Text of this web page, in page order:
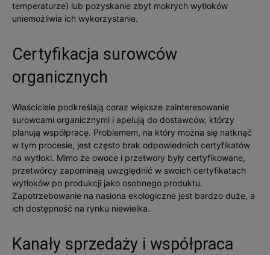
temperaturze) lub pozyskanie zbyt mokrych wytłoków
uniemożliwia ich wykorzystanie.
Certyfikacja surowców
organicznych
Właściciele podkreślają coraz większe zainteresowanie
surowcami organicznymi i apelują do dostawców, którzy
planują współpracę. Problemem, na który można się natknąć
w tym procesie, jest często brak odpowiednich certyfikatów
na wytłoki. Mimo że owoce i przetwory były certyfikowane,
przetwórcy zapominają uwzględnić w swoich certyfikatach
wytłoków po produkcji jako osobnego produktu.
Zapotrzebowanie na nasiona ekologiczne jest bardzo duże, a
ich dostępność na rynku niewielka.
Kanały sprzedaży i współpraca